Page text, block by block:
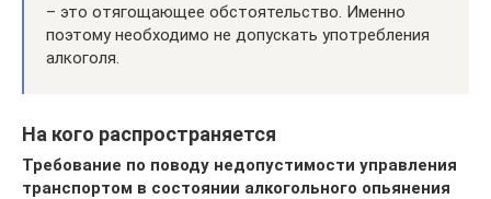
– это отягощающее обстоятельство. Именно
поэтому необходимо не допускать употребления
алкоголя.
На кого распространяется
Требование по поводу недопустимости управления
транспортом в состоянии алкогольного опьянения